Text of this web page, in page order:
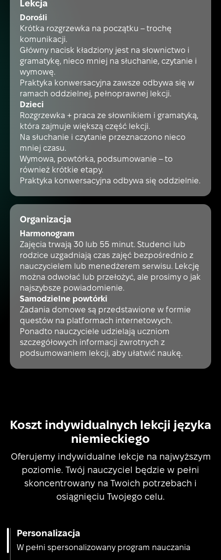
Lekcja
Dorośli
Krótka rozgrzewka na początku – trochę
komunikacji.
Główny nacisk kładziony jest na słownictwo i
gramatykę, nieco mniej na słuchanie, czytanie i
wymowę.
Praktyka konwersacyjna zawsze odbywa się w
ramach oddzielnej, pełnoprawnej lekcji.
Dzieci
Rozgrzewka + praca ze słownikiem i gramatyką,
która zajmuje większą część lekcji.
Na słuchanie i czytanie przeznaczono nieco
mniej czasu.
Wymowa, powtórka, podsumowanie – to
również krótkie etapy.
Praktyka konwersacyjna odbywa się oddzielnie.
Organizacja
Harmonogram
Zajęcia trwają 30 lub 55 minut. Studenci lub
rodzice uzgadniają czas zajęć bezpośrednio z
nauczycielem lub menedżerem serwisu. Lekcję
można odwołać lub przełożyć, ale prosimy o jak
najszybsze powiadomienie.
Samodzielne powtórki
Zadania domowe są przedstawione w formie
questów na platformach internetowych.
Ponadto nauczyciele udzielają uczniom
szczegółowych informacji zwrotnych z
podsumowaniem lekcji, aby ułatwić naukę.
Koszt indywidualnych lekcji języka
niemieckiego
Oferujemy indywidualne lekcje na najwyższym
poziomie. Twój nauczyciel będzie w pełni
skoncentrowany na Twoich potrzebach i
osiągnięciu Twojego celu.
Personalizacja
W pełni spersonalizowany program nauczania